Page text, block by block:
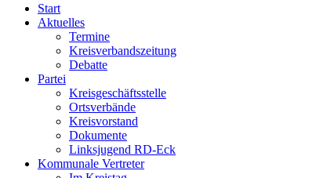
Start
Aktuelles
Termine
Kreisverbandszeitung
Debatte
Partei
Kreisgeschäftsstelle
Ortsverbände
Kreisvorstand
Dokumente
Linksjugend RD-Eck
Kommunale Vertreter